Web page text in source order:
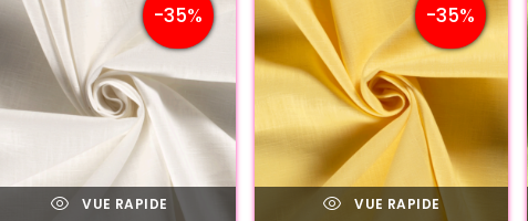
-35%
VUE RAPIDE
-35%
VUE RAPIDE